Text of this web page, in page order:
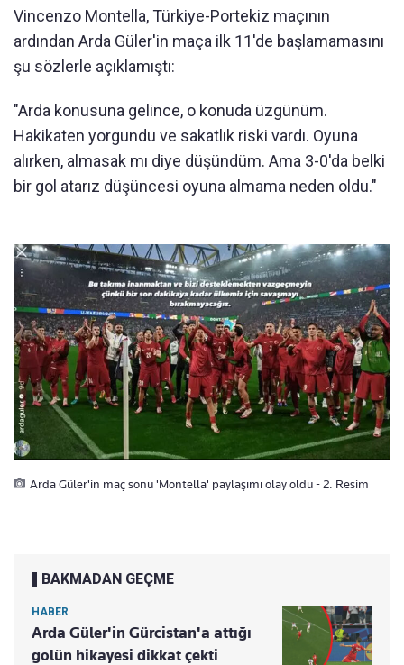
Vincenzo Montella, Türkiye-Portekiz maçının
ardından Arda Güler'in maça ilk 11'de başlamamasını
şu sözlerle açıklamıştı:
"Arda konusuna gelince, o konuda üzgünüm.
Hakikaten yorgundu ve sakatlık riski vardı. Oyuna
alırken, almasak mı diye düşündüm. Ama 3-0'da belki
bir gol atarız düşüncesi oyuna almama neden oldu."
Arda Güler'in maç sonu 'Montella' paylaşımı olay oldu - 2. Resim
BAKMADAN GEÇME
HABER
Arda Güler'in Gürcistan'a attığı
golün hikayesi dikkat çekti